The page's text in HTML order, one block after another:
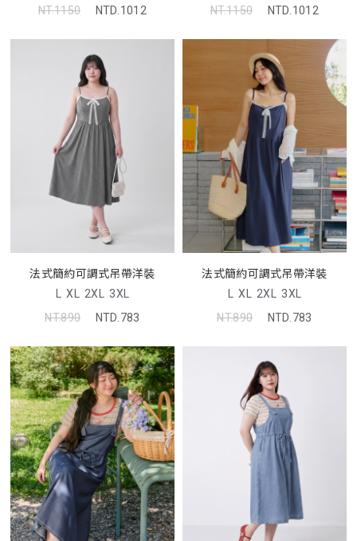
NT.1150
NTD.1012
NT.1150
NTD.1012
法式簡約可調式吊帶洋裝
L XL 2XL 3XL
NT.890
NTD.783
法式簡約可調式吊帶洋裝
L XL 2XL 3XL
NT.890
NTD.783